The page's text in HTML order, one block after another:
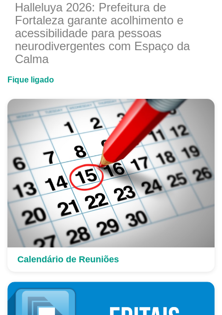
Halleluya 2026: Prefeitura de
Fortaleza garante acolhimento e
acessibilidade para pessoas
neurodivergentes com Espaço da
Calma
Fique ligado
Calendário de Reuniões